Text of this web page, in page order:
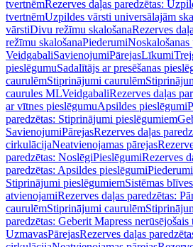
tvertnēmRezerves daļas paredzētas:
tvertnēmUzpildes vārsti universālajām
vārstiDivu režīmu skalošanaRezerves
režīmu skalošanaPiederumiNoskalošanas
VeidgabaliSavienojumiPārejasLīkumi
pieslēgumuSadalītājs ar presēšanas
caurulēmStiprinājumi caurulēm
caurules MLVeidgabaliRezerves daļas
ar vītnes pieslēgumuApsildes pieslēgumi
paredzētas: Stiprinājumi pieslēgumiem
SavienojumiPārejasRezerves daļas
cirkulācijaNeatvienojamas pārejas
paredzētas: NoslēgiPieslēgumiRezerves
paredzētas: Apsildes pieslēgumiPiederumi
Stiprinājumi pieslēgumiemSistēmas blīves
atvienojamiRezerves daļas paredzētas:
caurulēmStiprinājumi caurulēm
paredzētas: Geberit Mapress nerūsējošais
UzmavasPārejasRezerves daļas